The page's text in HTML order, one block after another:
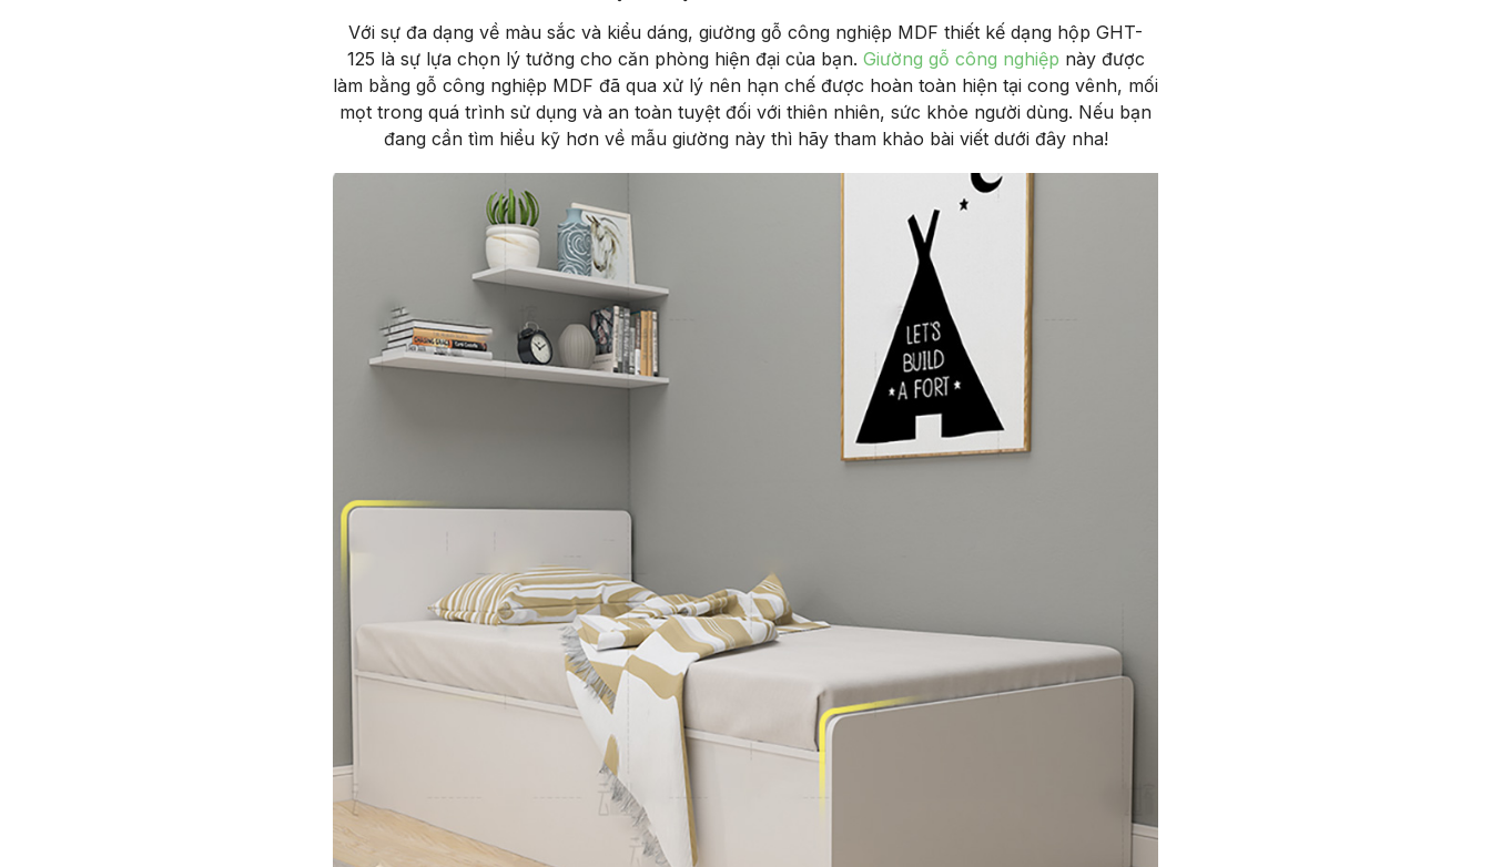
Với sự đa dạng về màu sắc và kiểu dáng, giường gỗ công nghiệp MDF thiết kế dạng hộp GHT-
125 là sự lựa chọn lý tưởng cho căn phòng hiện đại của bạn. Giường gỗ công nghiệp này được
làm bằng gỗ công nghiệp MDF đã qua xử lý nên hạn chế được hoàn toàn hiện tại cong vênh, mối
mọt trong quá trình sử dụng và an toàn tuyệt đối với thiên nhiên, sức khỏe người dùng. Nếu bạn
đang cần tìm hiểu kỹ hơn về mẫu giường này thì hãy tham khảo bài viết dưới đây nha!